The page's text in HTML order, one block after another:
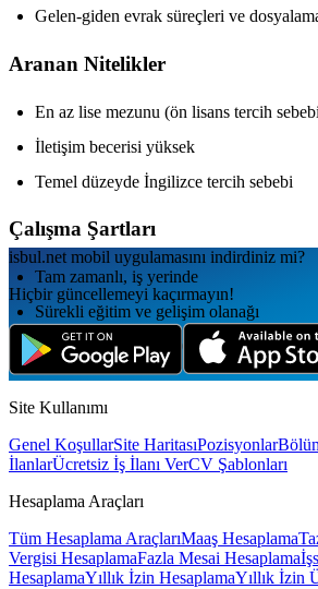
Gelen-giden evrak süreçleri ve
Aranan Nitelikler
En az lise mezunu (ön lisans tercih
İletişim becerisi yüksek
Temel düzeyde İngilizce tercih sebebi
Çalışma Şartları
Tam zamanlı, iş yerinde
Sürekli eğitim ve gelişim olanağı
Hafta içi 09:00 - 18:00 mesai
isbul.net mobil uygulamаsını indirdiniz mi?
Hiçbir güncellemeyi kaçırmayın!
Site Kullanımı
Genel KoşullarSite HaritasıPozisyonlar
İlanlarÜcretsiz İş İlanı VerCV Şablonları
Hesaplama Araçları
Tüm Hesaplama AraçlarıMaaş Hesaplama
Vergisi HesaplamaFazla Mesai Hesaplama
HesaplamaYıllık İzin HesaplamaYıllık İzin